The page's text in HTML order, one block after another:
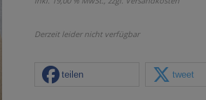
Derzeit leider nicht verfügbar
teilen tweet